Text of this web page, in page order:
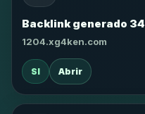
Backlink generado 34
1204.xg4ken.com
SI Abrir